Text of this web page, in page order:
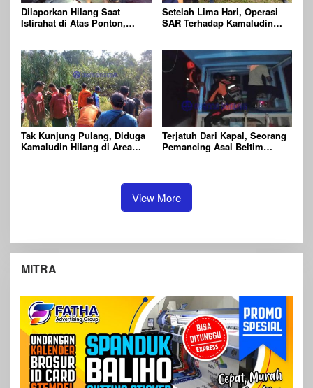
Dilaporkan Hilang Saat
Istirahat di Atas Ponton,
Setelah Lima Hari, Operasi
SAR Terhadap Kamaludin
Tak Kunjung Pulang, Diduga
Kamaludin Hilang di Area
Terjatuh Dari Kapal, Seorang
Pemancing Asal Beltim
View More
MITRA